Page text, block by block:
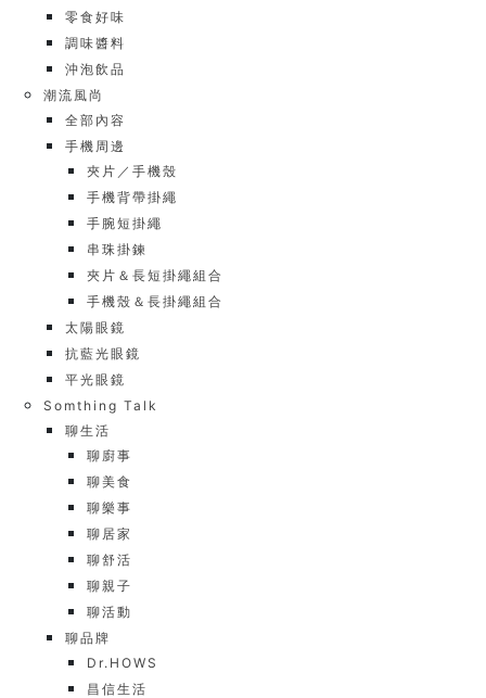
零食好味
調味醬料
沖泡飲品
潮流風尚
全部內容
手機周邊
夾片／手機殼
手機背帶掛繩
手腕短掛繩
串珠掛鍊
夾片＆長短掛繩組合
手機殼＆長掛繩組合
太陽眼鏡
抗藍光眼鏡
平光眼鏡
Somthing Talk
聊生活
聊廚事
聊美食
聊樂事
聊居家
聊舒活
聊親子
聊活動
聊品牌
Dr.HOWS
昌信生活